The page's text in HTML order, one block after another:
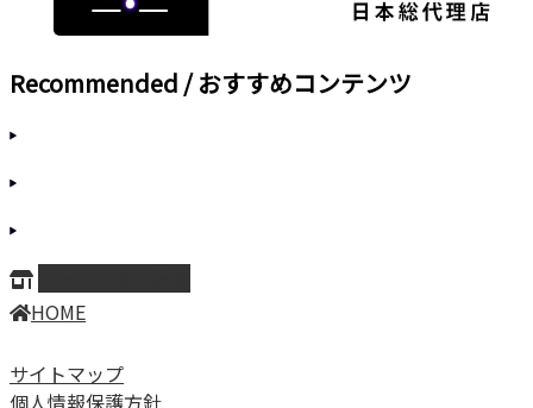
Recommended / おすすめコンテンツ
HOME
サイトマップ
個人情報保護方針